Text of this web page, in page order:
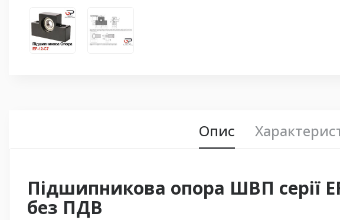
Опис
Підшипникова опора ШВП серії
без ПДВ